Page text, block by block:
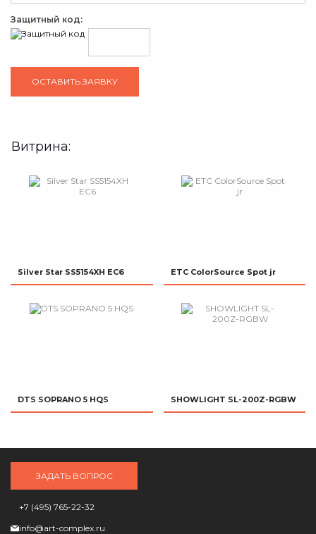
Защитный код:
Витрина:
Silver Star SS5154XH EC6 ETC ColorSource Spot jr
DTS SOPRANO 5 HQS SHOWLIGHT SL-200Z-RGBW
ЗАДАТЬ ВОПРОС
+7 (495) 765-22-32
info@art-complex.ru